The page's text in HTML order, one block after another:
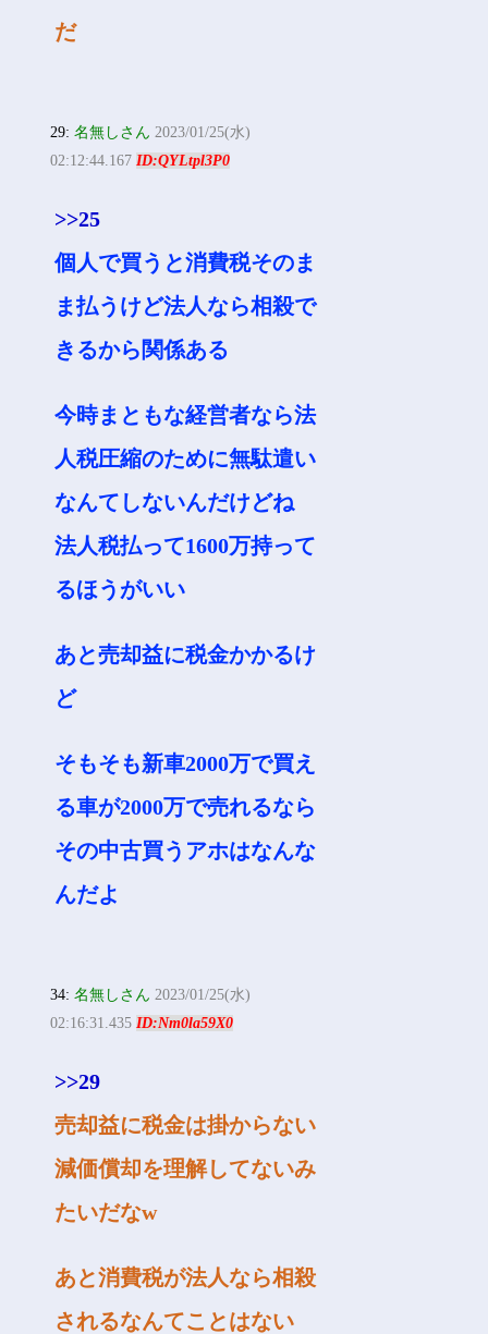
だ
29:名無しさん 2023/01/25(水)
02:12:44.167ID:QYLtpl3P0
>>25
個人で買うと消費税そのま
ま払うけど法人なら相殺で
きるから関係ある
今時まともな経営者なら法
人税圧縮のために無駄遣い
なんてしないんだけどね
法人税払って1600万持って
るほうがいい
あと売却益に税金かかるけ
ど
そもそも新車2000万で買え
る車が2000万で売れるなら
その中古買うアホはなんな
んだよ
34:名無しさん 2023/01/25(水)
02:16:31.435ID:Nm0la59X0
>>29
売却益に税金は掛からない
減価償却を理解してないみ
たいだなw
あと消費税が法人なら相殺
されるなんてことはない